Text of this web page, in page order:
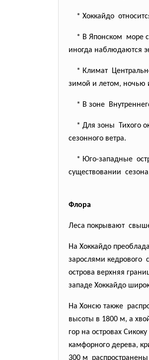
* Хоккайдо
* В Японском море
иногда наблюдаются
* Климат
зимой и летом, ночью
* В зоне
* Для зоны Тихого
сезонного ветра.
* Юго-западные
существовании
Флора
Леса покрывают
На Хоккайдо
зарослями кедрового
острова верхняя
западе Хоккайдо
На Хонсю также
высоты в 1800 м, а
гор на островах
камфорного дерева,
300 м